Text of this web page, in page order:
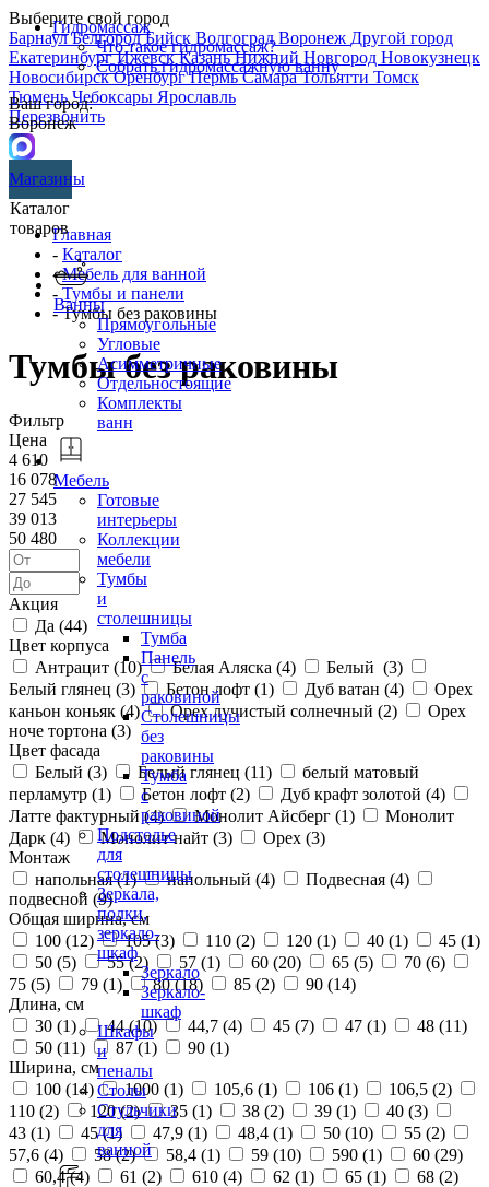
Выберите свой город
БарнаулБелгородБийск ВолгоградВоронеж Другой город
ЕкатеринбургИжевскКазаньНижний Новгород Новокузнецк
НовосибирскОренбургПермьСамараТольятти Томск
ТюменьЧебоксары Ярославль
Перезвонить
Гидромассаж
Что такое гидромассаж?
Собрать гидромассажную ванну
Ваш город:
Воронеж
Магазины
Каталог
товаров
Ванны
Прямоугольные
Угловые
Асимметричные
Отдельностоящие
Комплекты
ванн
Мебель
Готовые
интерьеры
Коллекции
мебели
Тумбы
и
столешницы
Тумба
Панель
с
раковиной
Столешницы
без
раковины
Тумба
с
раковиной
Подстолье
для
столешницы
Зеркала,
полки,
зеркало-
шкаф
Зеркало
Зеркало-
шкаф
Шкафы
и
пеналы
Столы
Стульчики
для
ванной
Главная
- Каталог
-Мебель для ванной
- Тумбы и панели
- Тумбы без раковины
Тумбы без раковины
Фильтр
Цена
4 610
16 078
27 545
39 013
50 480
Акция
Да (44)
Цвет корпуса
Антрацит (10) Белая Аляска (4) Белый (3)
Белый глянец (3) Бетон лофт (1) Дуб ватан (4)
Орех
каньон коньяк (4) Орех лучистый солнечный (2)
Орех
ноче тортона (3)
Цвет фасада
Белый (3) Белый глянец (11)
белый матовый
перламутр (1) Бетон лофт (2) Дуб крафт золотой (4)
Латте фактурный (4) Монолит Айсберг (1)
Монолит
Дарк (4) Монолит найт (3) Орех (3)
Монтаж
напольная (1) напольный (4) Подвесная (4)
подвесной (9)
Общая ширина, см
100 (12) 105 (3) 110 (2) 120 (1) 40 (1) 45 (1)
50 (5) 55 (2) 57 (1) 60 (20) 65 (5) 70 (6)
75 (5) 79 (1) 80 (18) 85 (2) 90 (14)
Длина, см
30 (1) 44 (10) 44,7 (4) 45 (7) 47 (1) 48 (11)
50 (11) 87 (1) 90 (1)
Ширина, см
100 (14) 1000 (1) 105,6 (1) 106 (1) 106,5 (2)
110 (2) 120 (2) 35 (1) 38 (2) 39 (1) 40 (3)
43 (1) 45 (1) 47,9 (1) 48,4 (1) 50 (10) 55 (2)
57,6 (4) 58 (2) 58,4 (1) 59 (10) 590 (1) 60 (29)
60,4 (4) 61 (2) 610 (4) 62 (1) 65 (1) 68 (2)